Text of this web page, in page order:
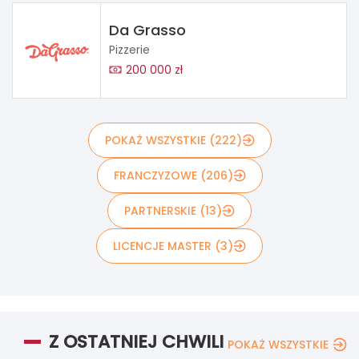
Da Grasso
Pizzerie
200 000 zł
POKAŻ WSZYSTKIE (222)
FRANCZYZOWE (206)
PARTNERSKIE (13)
LICENCJE MASTER (3)
Z OSTATNIEJ CHWILI POKAŻ WSZYSTKIE